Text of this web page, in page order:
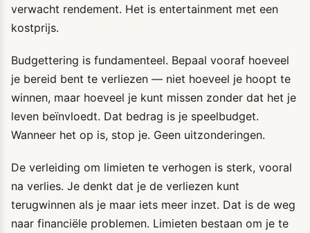
verwacht rendement. Het is entertainment met een
kostprijs.
Budgettering is fundamenteel. Bepaal vooraf hoeveel
je bereid bent te verliezen — niet hoeveel je hoopt te
winnen, maar hoeveel je kunt missen zonder dat het je
leven beïnvloedt. Dat bedrag is je speelbudget.
Wanneer het op is, stop je. Geen uitzonderingen.
De verleiding om limieten te verhogen is sterk, vooral
na verlies. Je denkt dat je de verliezen kunt
terugwinnen als je maar iets meer inzet. Dat is de weg
naar financiële problemen. Limieten bestaan om je te